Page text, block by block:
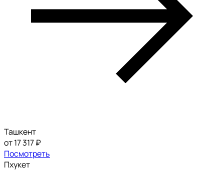
Ташкент
от 17 317 ₽
Посмотреть
Пхукет